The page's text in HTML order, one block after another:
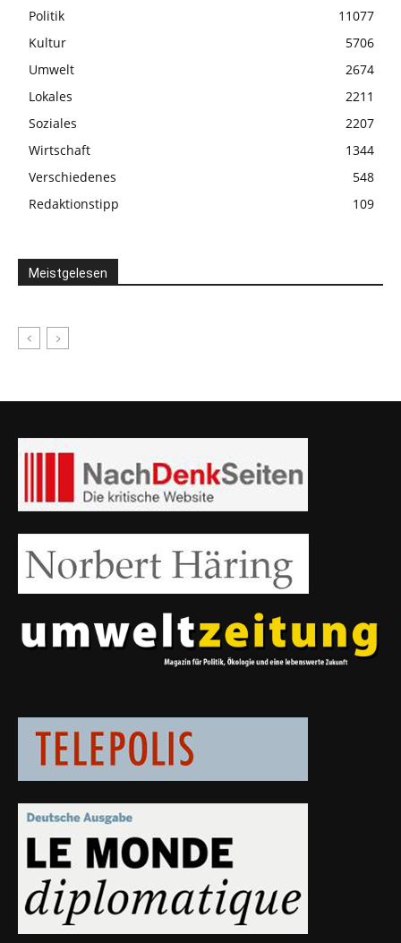
Politik
11077
Kultur
5706
Umwelt
2674
Lokales
2211
Soziales
2207
Wirtschaft
1344
Verschiedenes
548
Redaktionstipp
109
Meistgelesen